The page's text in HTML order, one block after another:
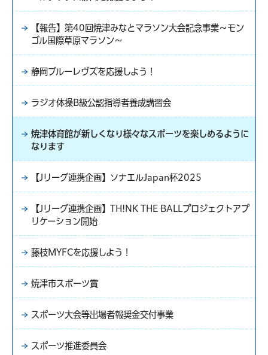
【報告】第40回焼津みなとマラソン大会記念事業～モン
ゴル国際草原マラソン～
静岡ブルーレヴズを応援しよう！
ラジオ体操B級公認指導者養成講習会
焼津体育館が新しくなり様々なスポーツを楽しめるように
なります
【Jリーグ連携企画】ソナエルJapan杯2025
【Jリーグ連携企画】TH!NK THE BALLプロジェクトアプ
リケーション開始
藤枝MYFCを応援しよう！
焼津市スポーツ賞
スポーツ大会等出場者報奨金交付事業
スポーツ推進委員会